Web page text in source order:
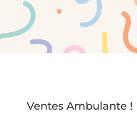
Ventes Ambulante !